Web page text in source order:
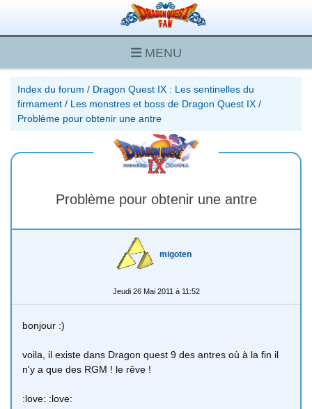
MENU
Index du forum / Dragon Quest IX : Les sentinelles du
firmament / Les monstres et boss de Dragon Quest IX /
Problème pour obtenir une antre
Problème pour obtenir une antre
migoten
Jeudi 26 Mai 2011 à 11:52
bonjour :)
voila, il existe dans Dragon quest 9 des antres où à la fin il
n'y a que des RGM ! le rêve !
:love: :love: